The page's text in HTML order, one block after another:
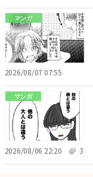
マンガ
2026/08/07 07:55
マンガ
2026/08/06 22:20 3